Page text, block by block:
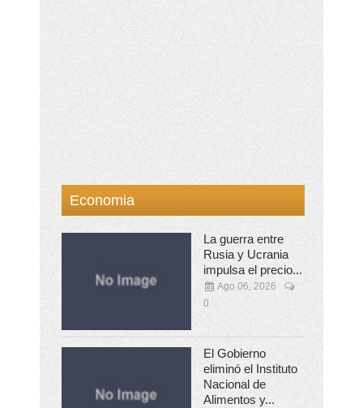
Economia
La guerra entre
Rusia y Ucrania
impulsa el precio...
Ago 06, 2026
0
El Gobierno
eliminó el Instituto
Nacional de
Alimentos y...